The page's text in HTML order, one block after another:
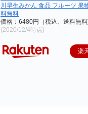
川早生みかん 食品 フルーツ 果
料無料
価格：6480円（税込、送料無
(2020/12/4時点)
楽